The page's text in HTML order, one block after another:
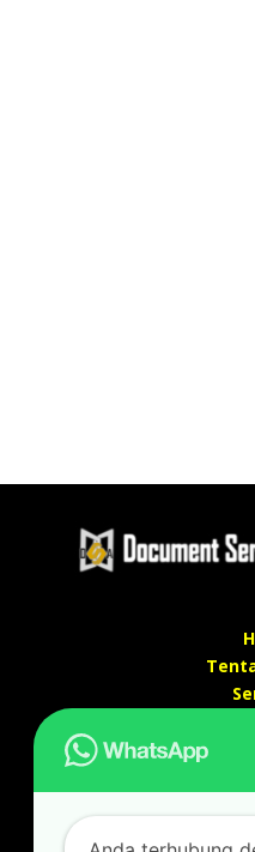
Alamat kantor :
Jl Swadaya Pam No 6 Rt